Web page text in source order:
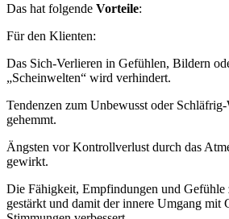
Das hat folgende Vorteile:
Für den Klienten:
Das Sich-Verlieren in Gefühlen, Bildern
„Scheinwelten“ wird verhindert.
Tendenzen zum Unbewusst oder
gehemmt.
Ängsten vor Kontrollverlust durch das
gewirkt.
Die Fähigkeit, Empfindungen und Gefühle
gestärkt und damit der innere Umgang mit